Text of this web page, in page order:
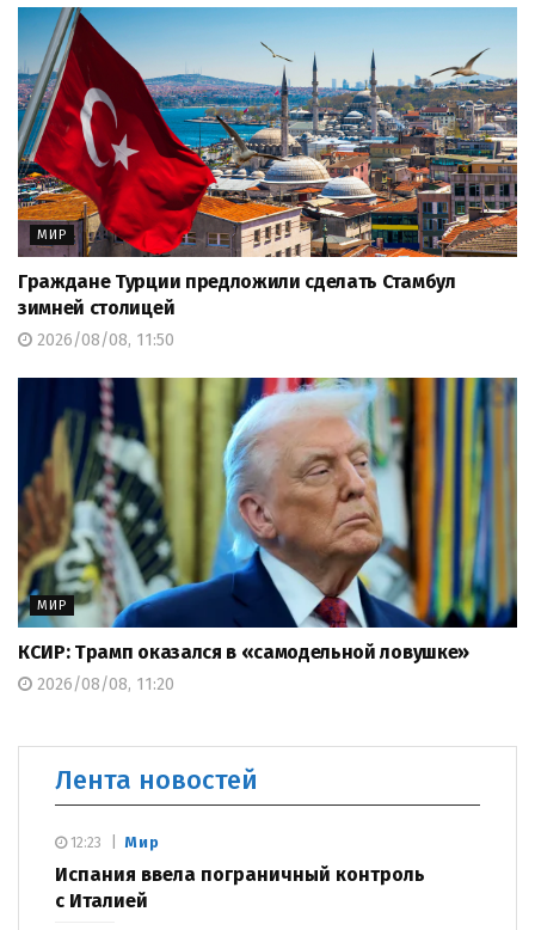
МИР
Граждане Турции предложили сделать Стамбул
зимней столицей
2026/08/08, 11:50
МИР
КСИР: Трамп оказался в «самодельной ловушке»
2026/08/08, 11:20
Лента новостей
Мир
Испания ввела пограничный контроль
с Италией
12:23